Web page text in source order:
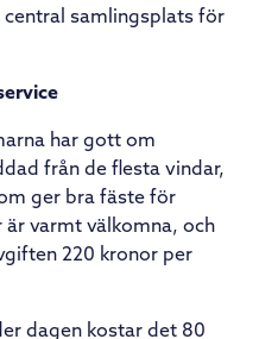
central samlingsplats för
har gott om
från de flesta vindar,
ger bra fäste för
är varmt välkomna, och
220 kronor per
dagen kostar det 80